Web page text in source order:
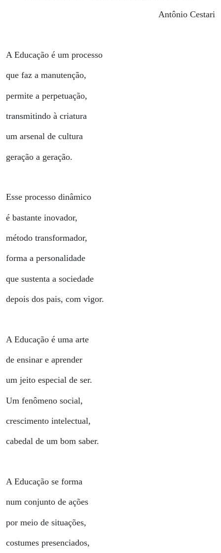
Antônio Cestari
A Educação é um processo
que faz a manutenção,
permite a perpetuação,
transmitindo à criatura
um arsenal de cultura
geração a geração.
Esse processo dinâmico
é bastante inovador,
método transformador,
forma a personalidade
que sustenta a sociedade
depois dos pais, com vigor.
A Educação é uma arte
de ensinar e aprender
um jeito especial de ser.
Um fenômeno social,
crescimento intelectual,
cabedal de um bom saber.
A Educação se forma
num conjunto de ações
por meio de situações,
costumes presenciados,